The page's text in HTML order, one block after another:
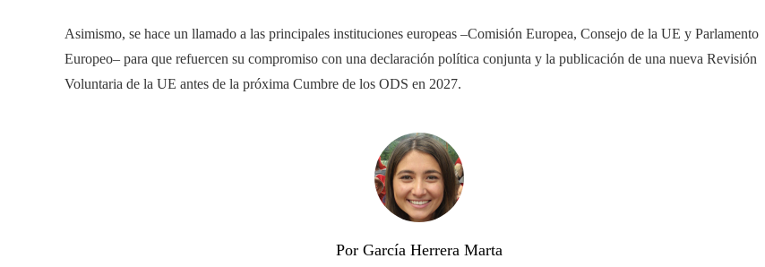
Asimismo, se hace un llamado a las principales instituciones europeas –Comisión Europea, Consejo de la UE y Parlamento
Europeo– para que refuercen su compromiso con una declaración política conjunta y la publicación de una nueva Revisión
Voluntaria de la UE antes de la próxima Cumbre de los ODS en 2027.
Por García Herrera Marta